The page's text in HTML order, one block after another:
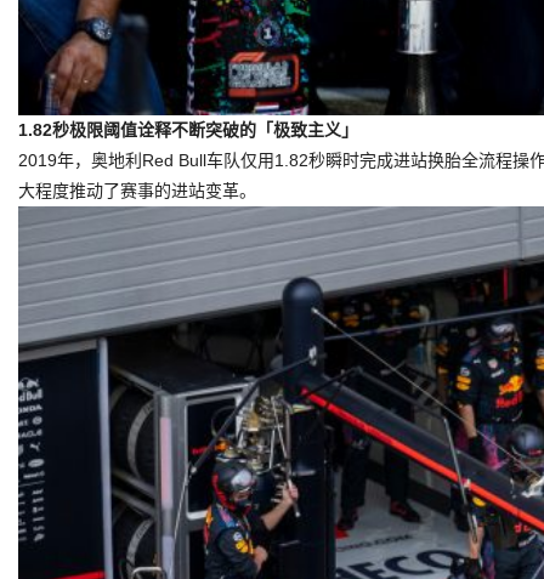
1.82秒极限阈值诠释不断突破的「极致主义」
2019年，奥地利Red Bull车队仅用1.82秒瞬时完成进站换胎全流程
大程度推动了赛事的进站变革。